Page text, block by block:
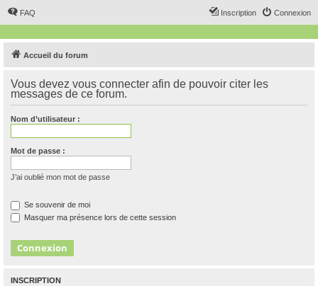
FAQ Connexion
Inscription
Accueil du forum
Vous devez vous connecter afin de pouvoir citer les
messages de ce forum.
Nom d’utilisateur :
Mot de passe :
J’ai oublié mon mot de passe
Se souvenir de moi
Masquer ma présence lors de cette session
INSCRIPTION